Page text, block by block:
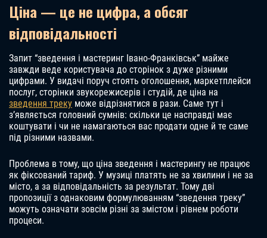
Ціна — це не цифра, а обсяг
відповідальності
Запит “зведення і мастеринг Івано-Франківськ” майже
завжди веде користувача до сторінок з дуже різними
цифрами. У видачі поруч стоять оголошення, маркетплейси
послуг, сторінки звукорежисерів і студій, де ціна на
зведення треку може відрізнятися в рази. Саме тут і
з’являється головний сумнів: скільки це насправді має
коштувати і чи не намагаються вас продати одне й те саме
під різними назвами.
Проблема в тому, що ціна зведення і мастерингу не працює
як фіксований тариф. У музиці платять не за хвилини і не за
місто, а за відповідальність за результат. Тому дві
пропозиції з однаковим формулюванням “зведення треку”
можуть означати зовсім різні за змістом і рівнем роботи
процеси.